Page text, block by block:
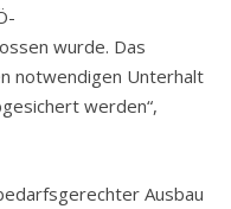
wurde. Das
notwendigen Unterhalt
werden“,
Ausbau